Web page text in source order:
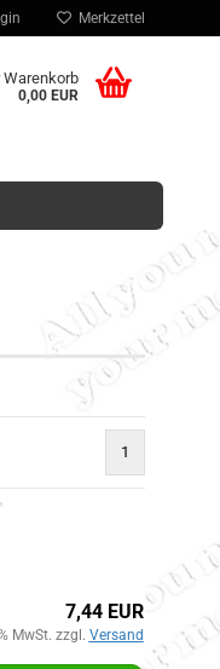
Merkzettel
Warenkorb
0,00 EUR
1
7,44 EUR
MwSt. zzgl. Versand